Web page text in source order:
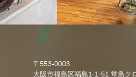
〒553-0003
大阪市福島区福島1-1-51 堂島ク